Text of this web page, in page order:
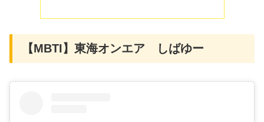
【MBTI】東海オンエア しばゆー